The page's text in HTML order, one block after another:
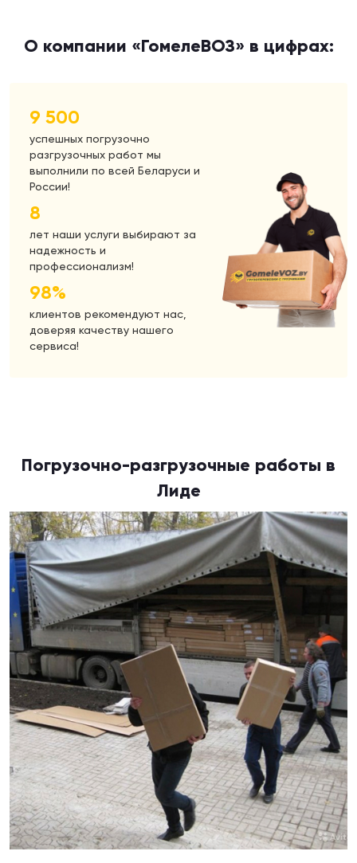
О компании «ГомелеВОЗ» в цифрах:
9 500
успешных погрузочно
разгрузочных работ мы
выполнили по всей Беларуси и
России!
8
лет наши услуги выбирают за
надежность и
профессионализм!
98%
клиентов рекомендуют нас,
доверяя качеству нашего
сервиса!
Погрузочно-разгрузочные работы в
Лиде